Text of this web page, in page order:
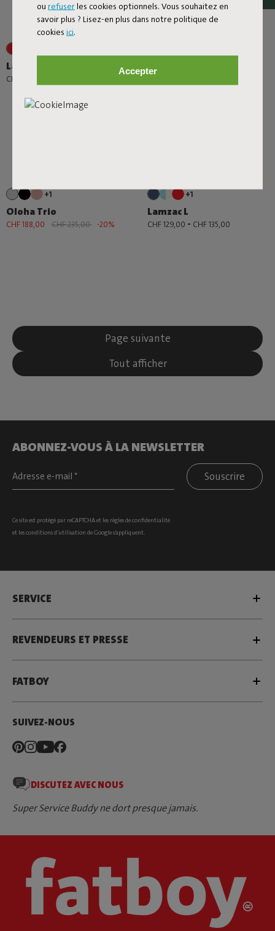
ou refuserles cookies optionnels. Vous souhaitez en
savoir plus ? Lisez-en plus dans notre politique de
cookies ici.
Accepter
Lamzac O
CHF 99,00
Rock 'n Roll + Original
Outdoor Mist
+1
Oloha Trio
CHF 188,00 CHF 235,00 -20%
+1
Lamzac L
CHF 129,00 - CHF 135,00
Page suivante
Tout afficher
ABONNEZ-VOUS À LA NEWSLETTER
Souscrire
Ce site est protégé par reCAPTCHA et les règles de confidentialité
et lesconditions d’utilisation de Google s’appliquent.
SERVICE
REVENDEURS ET PRESSE
FATBOY
SUIVEZ-NOUS
DISCUTEZ AVEC NOUS
Super Service Buddy ne dort presque jamais.